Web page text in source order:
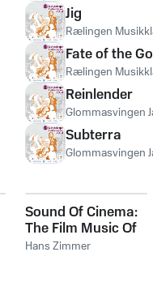
Jig
Rælingen
Fate of the
Rælingen
Reinlender
Glommasvingen
Subterra
Glommasvingen
Sound Of Cinema:
The Film Music Of
Hans Zimmer
Hans Zimmer